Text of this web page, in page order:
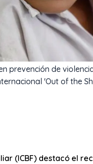
prevenció​n de
'Out of the
(ICBF) destacó el